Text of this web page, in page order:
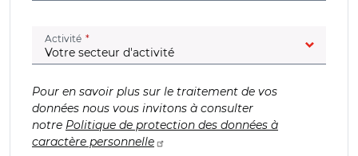
Activité (champ obligatoire)
Pour en savoir plus sur le traitement de vos
données nous vous invitons à consulter
notre Politique de protection des données à
caractère personnelle